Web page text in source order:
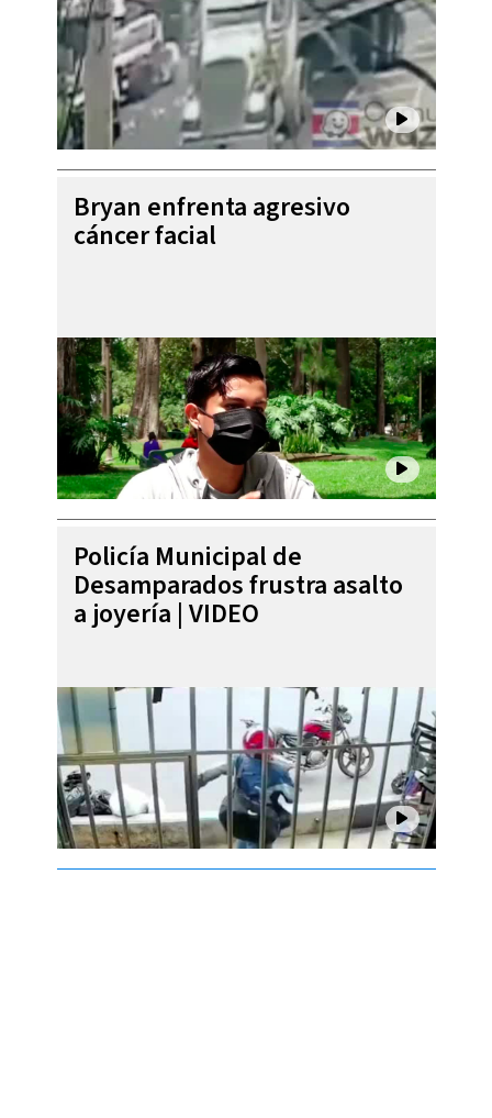
Bryan enfrenta agresivo
cáncer facial
Policía Municipal de
Desamparados frustra asalto
a joyería | VIDEO